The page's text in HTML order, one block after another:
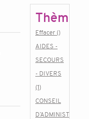
Thème
Effacer ()
AIDES -
SECOURS
- DIVERS
(1)
CONSEIL